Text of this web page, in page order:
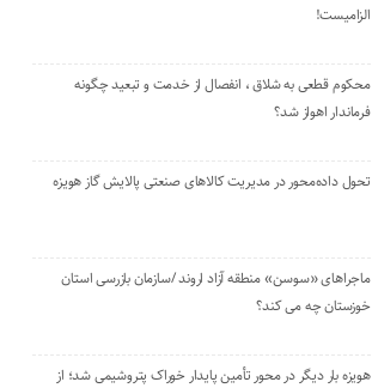
الزامیست!
محکوم قطعی به شلاق ، انفصال از خدمت و تبعید چگونه
فرماندار اهواز شد؟
تحول داده‌محور در مدیریت کالاهای صنعتی پالایش گاز هویزه
ماجراهای «سوسن» منطقه آزاد اروند /سازمان بازرسی استان
خوزستان چه می کند؟
هویزه بار دیگر در محور تأمین پایدار خوراک پتروشیمی شد؛ از